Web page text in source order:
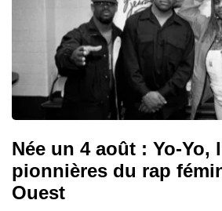
Née un 4 août : Yo-Yo,
pionnières du rap
Ouest